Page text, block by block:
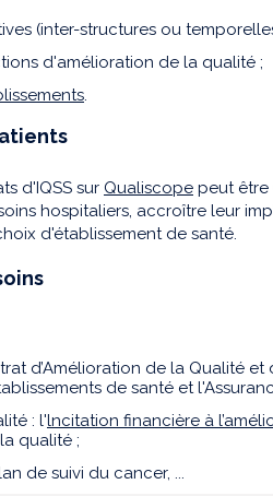
(inter-structures ou
d'amélioration de la qualité ;
.
d'IQSS sur Qualiscope peut être
hospitaliers, accroître leur
d'établissement de santé.
d’Amélioration de la Qualité et
de santé et
: l'lncitation financière à
qualité ;
de suivi du cancer, ...